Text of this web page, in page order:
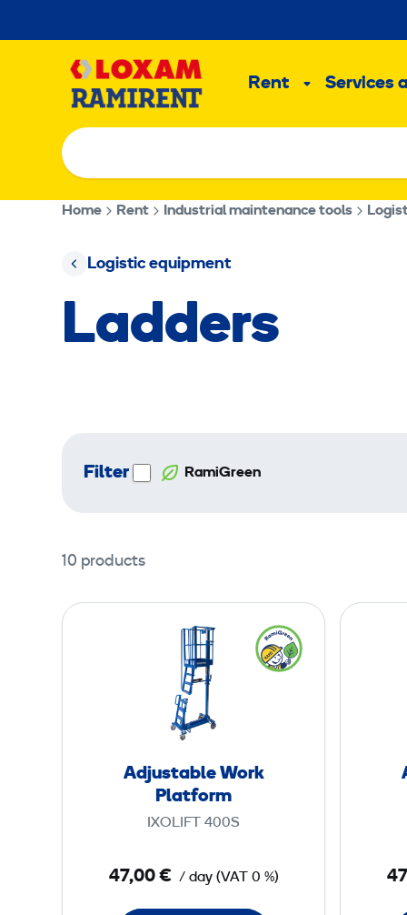
to
Rent
SubServices
Home Rent Industrial maintenance tools
Logistic equipment
Ladders
Filter RamiGreen
10 products
d
j
u
s
a
b
o
r
Adjustable Work
Platform
IXOLIFT 400S
47,00 € / day (VAT 0 %)